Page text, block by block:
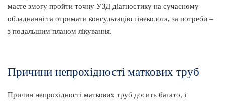
маєте змогу пройти точну УЗД діагностику на сучасному
обладнанні та отримати консультацію гінеколога, за потреби –
з подальшим планом лікування.
Причини непрохідності маткових труб
Причин непрохідності маткових труб досить багато, і